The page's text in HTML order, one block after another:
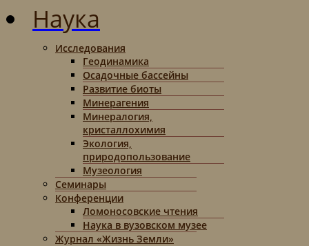
Наука
Исследования
Геодинамика
Осадочные бассейны
Развитие биоты
Минерагения
Минералогия,
кристаллохимия
Экология,
природопользование
Музеология
Семинары
Конференции
Ломоносовские чтения
Наука в вузовском музее
Журнал «Жизнь Земли»